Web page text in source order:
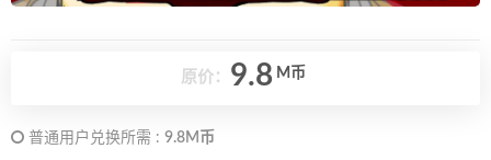
原价： 9.8 M币
普通用户兑换所需 : 9.8M币